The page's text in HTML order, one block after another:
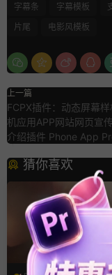
字幕条 字幕模板
片尾
电影风模板
上一篇
FCPX插件：动态屏幕
机应用APP网站网页宣
介绍插件 Phone App
猜你喜欢